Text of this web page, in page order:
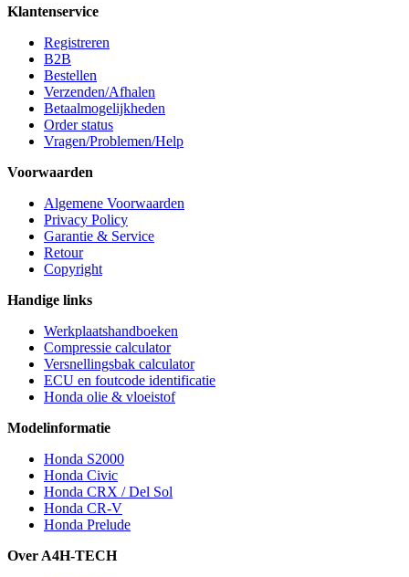
Klantenservice
Registreren
B2B
Bestellen
Verzenden/Afhalen
Betaalmogelijkheden
Order status
Vragen/Problemen/Help
Voorwaarden
Algemene Voorwaarden
Privacy Policy
Garantie & Service
Retour
Copyright
Handige links
Werkplaatshandboeken
Compressie calculator
Versnellingsbak calculator
ECU en foutcode identificatie
Honda olie & vloeistof
Modelinformatie
Honda S2000
Honda Civic
Honda CRX / Del Sol
Honda CR-V
Honda Prelude
Over A4H-TECH